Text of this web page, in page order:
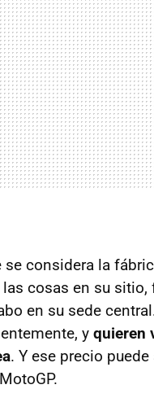
se considera la
cosas en su
en su sede
y quieren
. Y ese precio